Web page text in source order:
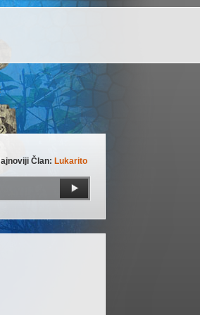
Član: Lukarito